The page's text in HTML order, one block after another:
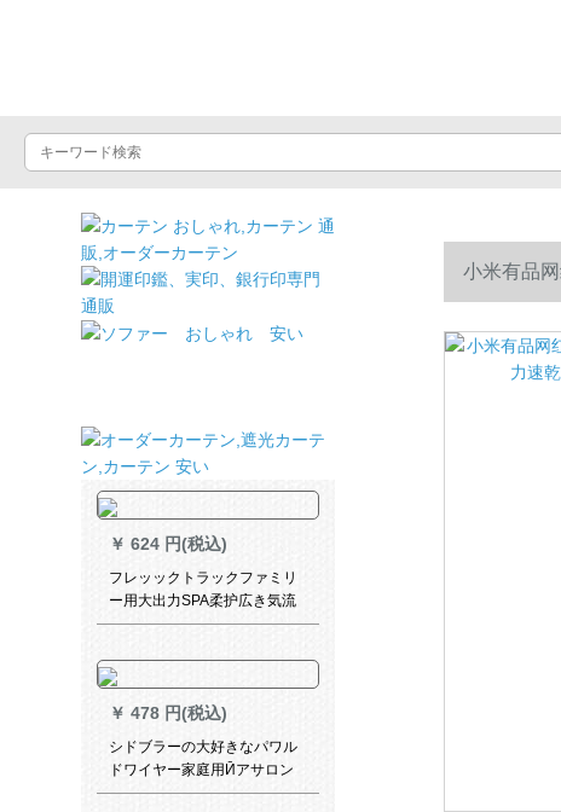
￥ 624 円(税込)
フレッックトラックファミリ
ー用大出力SPA柔护広き気流
サーロン理髪店冷熱ドラーヤ
￥ 478 円(税込)
シドブラーの大好きなパワル
ドワイヤー家庭用Ӣアサロン
理髪店マイナーナール冷熱風
小米有品